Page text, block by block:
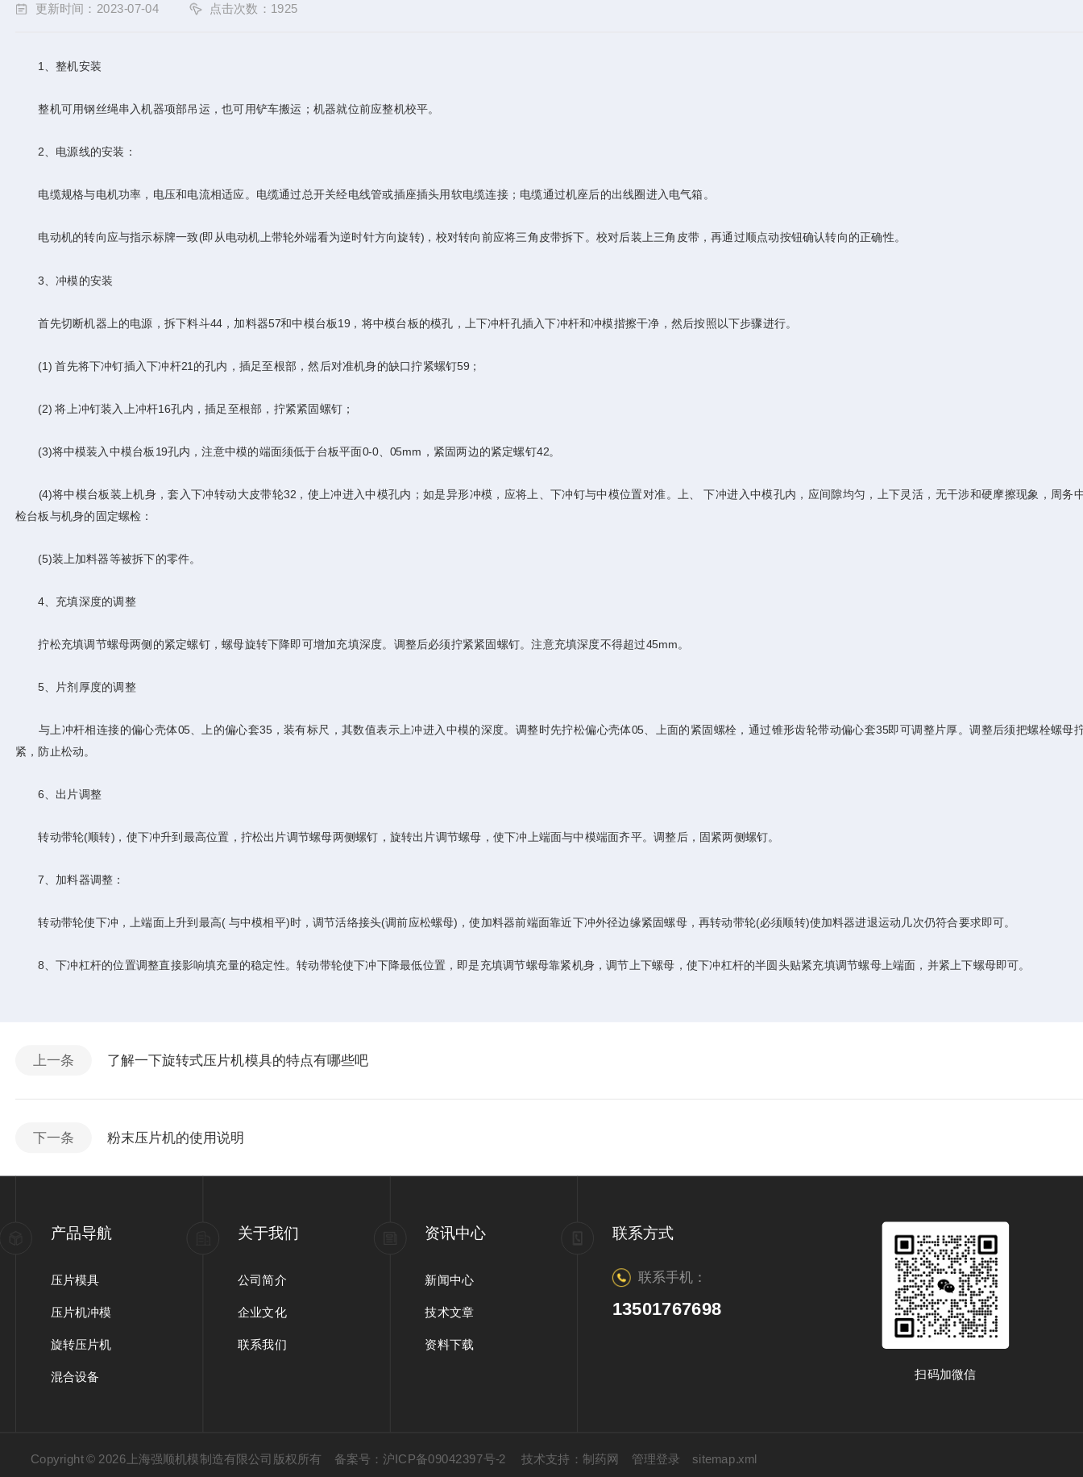
更新时间：2023-07-04 点击次数：1925
1、整机安装
整机可用钢丝绳串入机器项部吊运，也可用铲车搬运；机器就位前应整机校平。
2、电源线的安装：
电缆规格与电机功率，电压和电流相适应。电缆通过总开关经电线管或插座插头用软电缆连接；电缆通过机座后的出线圈进入电气箱。
电动机的转向应与指示标牌一致(即从电动机上带轮外端看为逆时针方向旋转)，校对转向前应将三角皮带拆下。校对后装上三角皮带，再通过顺点动按钮确认转向的正确性。
3、冲模的安装
首先切断机器上的电源，拆下料斗44，加料器57和中模台板19，将中模台板的模孔，上下冲杆孔插入下冲杆和冲模揩擦干净，然后按照以下步骤进行。
(1) 首先将下冲钉插入下冲杆21的孔内，插足至根部，然后对准机身的缺口拧紧螺钉59；
(2) 将上冲钉装入上冲杆16孔内，插足至根部，拧紧紧固螺钉；
(3)将中模装入中模台板19孔内，注意中模的端面须低于台板平面0-0、05mm，紧固两边的紧定螺钉42。
(4)将中模台板装上机身，套入下冲转动大皮带轮32，使上冲进入中模孔内；如是异形冲模，应将上、下冲钉与中模位置对准。上、 下冲进入中模孔内，应间隙均匀，上下灵活，无干涉和硬摩擦现象，周务
检台板与机身的固定螺检：
(5)装上加料器等被拆下的零件。
4、充填深度的调整
拧松充填调节螺母两侧的紧定螺钉，螺母旋转下降即可增加充填深度。调整后必须拧紧紧固螺钉。注意充填深度不得超过45mm。
5、片剂厚度的调整
与上冲杆相连接的偏心壳体05、上的偏心套35，装有标尺，其数值表示上冲进入中模的深度。调整时先拧松偏心壳体05、上面的紧固螺栓，通过锥形齿轮带动偏心套35即可调整片厚。调整后须把螺栓螺母
紧，防止松动。
6、出片调整
转动带轮(顺转)，使下冲升到最高位置，拧松出片调节螺母两侧螺钉，旋转出片调节螺母，使下冲上端面与中模端面齐平。调整后，固紧两侧螺钉。
7、加料器调整：
转动带轮使下冲，上端面上升到最高( 与中模相平)时，调节活络接头(调前应松螺母)，使加料器前端面靠近下冲外径边缘紧固螺母，再转动带轮(必须顺转)使加料器进退运动几次仍符合要求即可。
8、下冲杠杆的位置调整直接影响填充量的稳定性。转动带轮使下冲下降最低位置，即是充填调节螺母靠紧机身，调节上下螺母，使下冲杠杆的半圆头贴紧充填调节螺母上端面，并紧上下螺母即可。
上一条 了解一下旋转式压片机模具的特点有哪些吧
下一条 粉末压片机的使用说明
产品导航
压片模具
压片机冲模
旋转压片机
混合设备
关于我们
公司简介
企业文化
联系我们
资讯中心
新闻中心
技术文章
资料下载
联系方式
联系手机：
13501767698
扫码加微信
Copyright © 2026上海强顺机模制造有限公司版权所有 备案号：沪ICP备09042397号-2 技术支持： 制药网 管理登录 sitemap.xml